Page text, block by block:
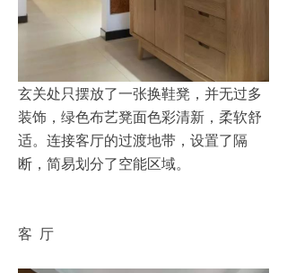
玄关处只摆放了一张换鞋凳，并无过多
装饰，绿色布艺凳面色彩清新，柔软舒
适。连接客厅的过渡地带，设置了隔
断，简易划分了空能区域。
客 厅